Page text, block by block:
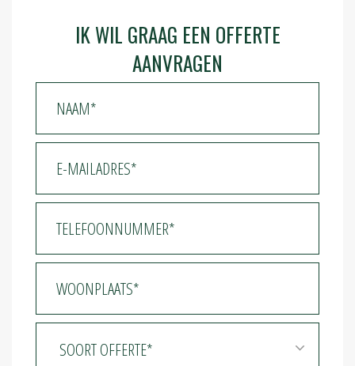
IK WIL GRAAG EEN OFFERTE
AANVRAGEN